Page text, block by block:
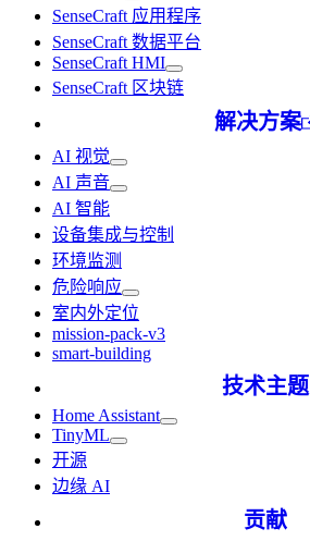
SenseCraft 应用程序
SenseCraft 数据平台
SenseCraft HMI
SenseCraft 区块链
解决方案
AI 视觉
AI 声音
AI 智能
设备集成与控制
环境监测
危险响应
室内外定位
mission-pack-v3
smart-building
技术主题
Home Assistant
TinyML
开源
边缘 AI
贡献